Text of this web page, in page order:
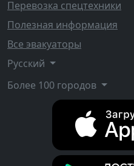
Перевозка спецтехники
Полезная информация
Все эвакуаторы
Русский
Более 100 городов